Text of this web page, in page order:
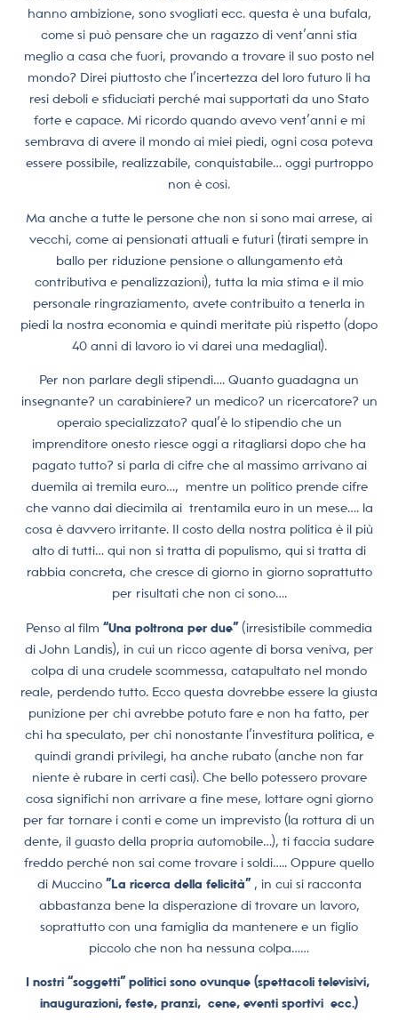
hanno ambizione, sono svogliati ecc. questa è una bufala,
come si può pensare che un ragazzo di vent’anni stia
meglio a casa che fuori, provando a trovare il suo posto nel
mondo? Direi piuttosto che l’incertezza del loro futuro li ha
resi deboli e sfiduciati perché mai supportati da uno Stato
forte e capace. Mi ricordo quando avevo vent’anni e mi
sembrava di avere il mondo ai miei piedi, ogni cosa poteva
essere possibile, realizzabile, conquistabile… oggi purtroppo
non è così.
Ma anche a tutte le persone che non si sono mai arrese, ai
vecchi, come ai pensionati attuali e futuri (tirati sempre in
ballo per riduzione pensione o allungamento età
contributiva e penalizzazioni), tutta la mia stima e il mio
personale ringraziamento, avete contribuito a tenerla in
piedi la nostra economia e quindi meritate più rispetto (dopo
40 anni di lavoro io vi darei una medaglia!).
Per non parlare degli stipendi…. Quanto guadagna un
insegnante? un carabiniere? un medico? un ricercatore? un
operaio specializzato? qual’è lo stipendio che un
imprenditore onesto riesce oggi a ritagliarsi dopo che ha
pagato tutto? si parla di cifre che al massimo arrivano ai
duemila ai tremila euro…, mentre un politico prende cifre
che vanno dai diecimila ai trentamila euro in un mese…. la
cosa è davvero irritante. Il costo della nostra politica è il più
alto di tutti… qui non si tratta di populismo, qui si tratta di
rabbia concreta, che cresce di giorno in giorno soprattutto
per risultati che non ci sono….
Penso al film “Una poltrona per due” (irresistibile commedia
di John Landis), in cui un ricco agente di borsa veniva, per
colpa di una crudele scommessa, catapultato nel mondo
reale, perdendo tutto. Ecco questa dovrebbe essere la giusta
punizione per chi avrebbe potuto fare e non ha fatto, per
chi ha speculato, per chi nonostante l’investitura politica, e
quindi grandi privilegi, ha anche rubato (anche non far
niente è rubare in certi casi). Che bello potessero provare
cosa significhi non arrivare a fine mese, lottare ogni giorno
per far tornare i conti e come un imprevisto (la rottura di un
dente, il guasto della propria automobile…), ti faccia sudare
freddo perché non sai come trovare i soldi….. Oppure quello
di Muccino ”La ricerca della felicità”, in cui si racconta
abbastanza bene la disperazione di trovare un lavoro,
soprattutto con una famiglia da mantenere e un figlio
piccolo che non ha nessuna colpa……
I nostri “soggetti” politici sono ovunque (spettacoli televisivi,
inaugurazioni, feste, pranzi, cene, eventi sportivi ecc.)